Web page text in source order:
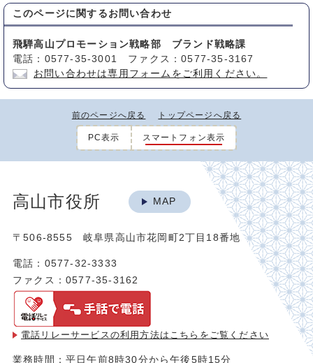
このページに関する お問い合わせ
飛騨高山プロモーション戦略部 ブランド戦略課
電話：0577-35-3001 ファクス：0577-35-3167
お問い合わせは専用フォームをご利用ください。
前のページへ戻る トップページへ戻る
PC表示 スマートフォン表示
高山市役所 MAP
〒506-8555 岐阜県高山市花岡町2丁目18番地
電話：0577-32-3333
ファクス：0577-35-3162
電話リレーサービスの利用方法は こちらをご覧ください
業務時間：平日午前8時30分から午後5時15分